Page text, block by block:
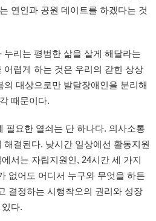
연인과 공원 데이트를 하겠다는 것
누리는 평범한 삶을 살게 해달라는
어렵게 하는 것은 우리의 갇힌 상상
대상으로만 발달장애인을 분리해
때문이다.
필요한 열쇠는 단 하나다. 의사소통
결된다. 낮시간 일상에선 활동지원
서는 자립지원인, 24시간 세 가지
없어도 어디서 누구와 무엇을 하든
결정하는 시행착오의 권리와 성장
다.